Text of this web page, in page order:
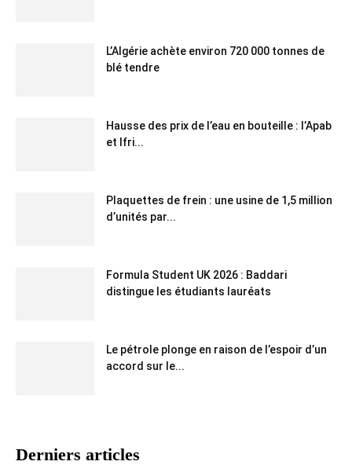
L’Algérie achète environ 720 000 tonnes de
blé tendre
Hausse des prix de l’eau en bouteille : l’Apab
et Ifri...
Plaquettes de frein : une usine de 1,5 million
d’unités par...
Formula Student UK 2026 : Baddari
distingue les étudiants lauréats
Le pétrole plonge en raison de l’espoir d’un
accord sur le...
Derniers articles